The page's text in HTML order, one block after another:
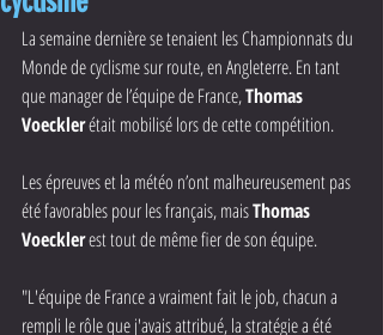
La semaine dernière se tenaient les Championnats du
Monde de cyclisme sur route, en Angleterre. En tant
que manager de l’équipe de France, Thomas
Voeckler était mobilisé lors de cette compétition.
Les épreuves et la météo n’ont malheureusement pas
été favorables pour les français, mais Thomas
Voeckler est tout de même fier de son équipe.
"L'équipe de France a vraiment fait le job, chacun a
rempli le rôle que j'avais attribué, la stratégie a été